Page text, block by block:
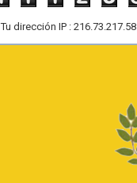
Tu dirección IP : 216.73.217.58